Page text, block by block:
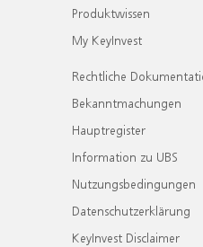
Produktwissen
My KeyInvest
Rechtliche
Bekanntmachungen
Hauptregister
Information zu UBS
Nutzungsbedingungen
Datenschutzerklärung
KeyInvest Disclaimer